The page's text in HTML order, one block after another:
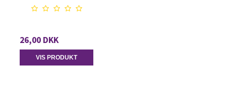
26,00 DKK
VIS PRODUKT